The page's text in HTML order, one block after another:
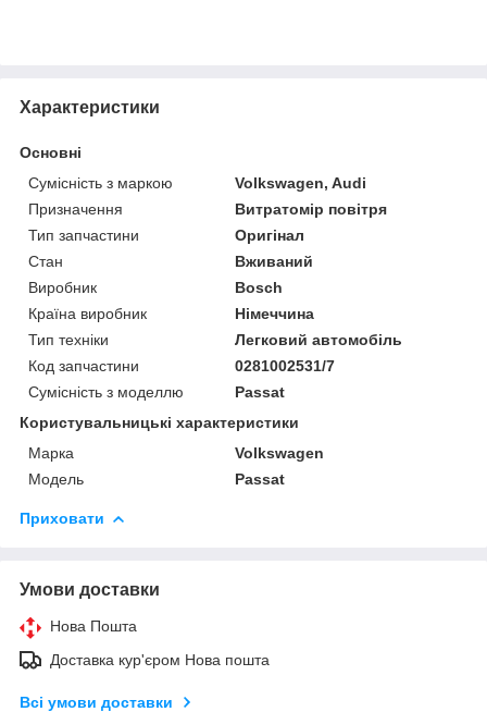
Характеристики
Основні
Сумісність з маркою
Volkswagen, Audi
Призначення
Витратомір повітря
Тип запчастини
Оригінал
Стан
Вживаний
Виробник
Bosch
Країна виробник
Німеччина
Тип техніки
Легковий автомобіль
Код запчастини
0281002531/7
Сумісність з моделлю
Passat
Користувальницькі характеристики
Марка
Volkswagen
Модель
Passat
Приховати
Умови доставки
Нова Пошта
Доставка кур'єром Нова пошта
Всі умови доставки